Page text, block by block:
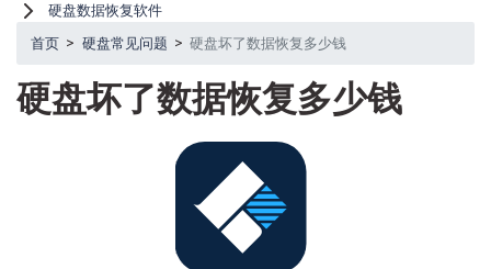
硬盘数据恢复软件
首页 > 硬盘常见问题 > 硬盘坏了数据恢复多少钱
硬盘坏了数据恢复多少钱